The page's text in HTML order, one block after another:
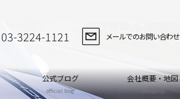
公式ブログ
official blog
会社概要・地図
company
03-3224-1121 メールでのお問い合わせ